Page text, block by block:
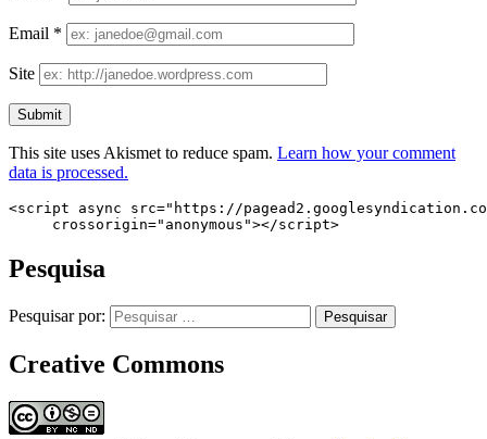
Email *
Site
This site uses Akismet to reduce spam. Learn how your comment
data is processed.
<script async src="https://
     crossorigin="anonymous"></script>
Pesquisa
Pesquisar por:
Creative Commons